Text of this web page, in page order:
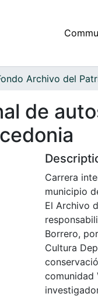
de
Carrera
municipio
El Archivo
Borrero,
Cultura
comunidad